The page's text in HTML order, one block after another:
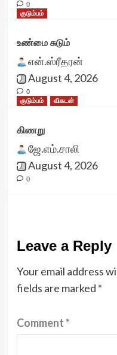
0
குடும்பம்
உண்மை சுடும்
என்.ஸ்ரீதரன்
August 4, 2026
0
குடும்பம்
விகடன்
கிணறு
ஜே.எம்.சாலி
August 4, 2026
0
Leave a Reply
Your email address
fields are marked *
Comment*